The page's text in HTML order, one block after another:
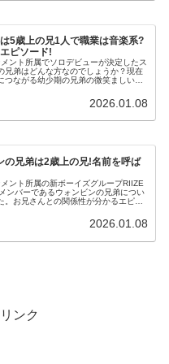
5歳上の兄1人で職業は音楽系?
ピソード!
ント所属でソロデビューが決定したス
兄弟はどんな方なのでしょうか？現在
つながる幼少期の兄弟の微笑ましいエ
2026.01.08
の兄弟は2歳上の兄!名前を呼ば
ント所属の新ボーイズグループRIIZE
ンバーであるウォンビンの兄弟につい
。お兄さんとの関係性が分かるエピソ
2026.01.08
ンク